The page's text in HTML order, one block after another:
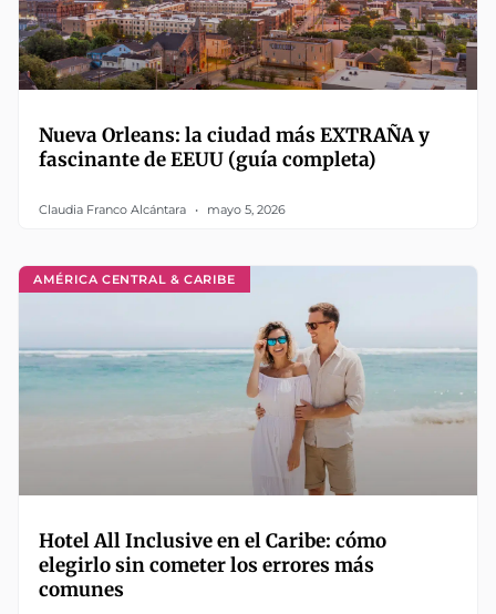
Nueva Orleans: la ciudad más EXTRAÑA y
fascinante de EEUU (guía completa)
Claudia Franco Alcántara mayo 5, 2026
AMÉRICA CENTRAL & CARIBE
Hotel All Inclusive en el Caribe: cómo
elegirlo sin cometer los errores más
comunes